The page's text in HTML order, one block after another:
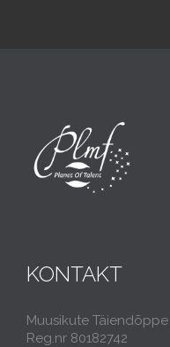
KONTAKT
Muusikute Täiendõppe
Reg.nr 80182742